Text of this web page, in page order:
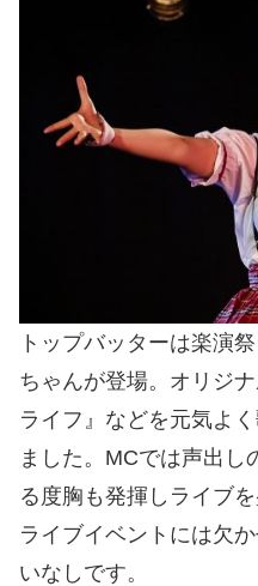
トップバッターは楽演
ちゃんが登場。オリジ
ライフ』などを元気よ
ました。MCでは声出し
る度胸も発揮しライブ
ライブイベントには欠
いなしです。